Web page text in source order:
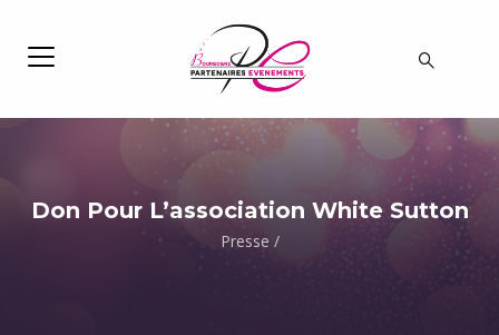
Don Pour L’association White Sutton
Presse /